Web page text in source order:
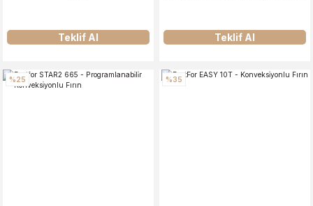
Teklif Al Teklif Al
%25 %35